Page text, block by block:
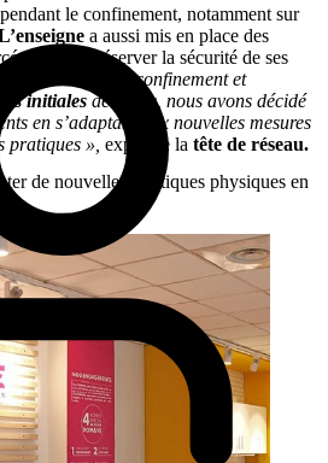
pendant le confinement, notamment sur
a aussi mis en place des
afin de préserver la sécurité de ses
incertaine, entre confinement et
initiales décalées, nous avons décidé
en s’adaptant aux nouvelles mesures
pratiques », explique la tête de réseau.
de nouvelles boutiques physiques en